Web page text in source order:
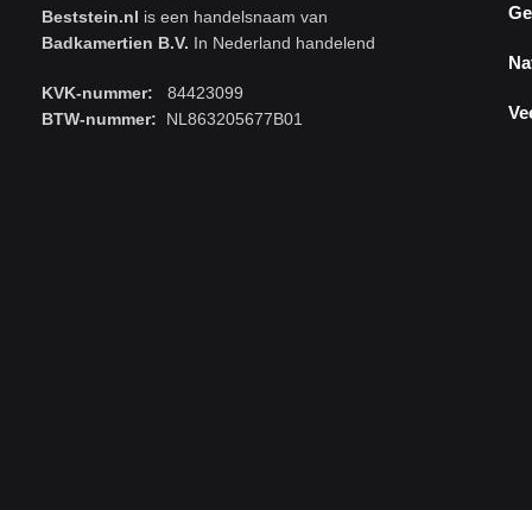
Beststein.nl is een handelsnaam van
Badkamertien B.V. In Nederland handelend
KVK-nummer: 84423099
BTW-nummer: NL863205677B01